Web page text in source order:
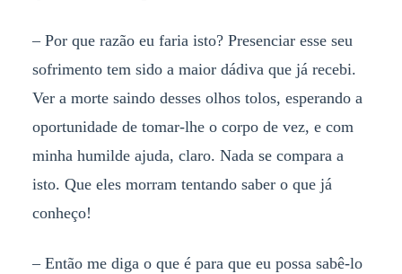
– Por que razão eu faria isto? Presenciar esse seu
sofrimento tem sido a maior dádiva que já recebi.
Ver a morte saindo desses olhos tolos, esperando a
oportunidade de tomar-lhe o corpo de vez, e com
minha humilde ajuda, claro. Nada se compara a
isto. Que eles morram tentando saber o que já
conheço!
– Então me diga o que é para que eu possa sabê-lo